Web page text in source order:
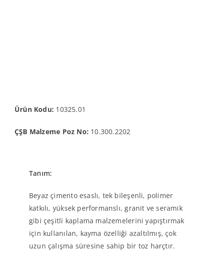
Ürün Kodu: 10325.01
ÇŞB Malzeme Poz No: 10.300.2202
Tanım:
Beyaz çimento esaslı, tek bileşenli, polimer
katkılı, yüksek performanslı, granit ve seramik
gibi çeşitli kaplama malzemelerini yapıştırmak
için kullanılan, kayma özelliği azaltılmış, çok
uzun çalışma süresine sahip bir toz harçtır.